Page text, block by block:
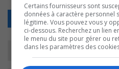
Retour
Certains fournisseurs sont
données à caractère personnel
légitime. Vous pouvez vous y
ci-dessous. Recherchez un lien
le menu du site pour gérer ou
dans les paramètres des